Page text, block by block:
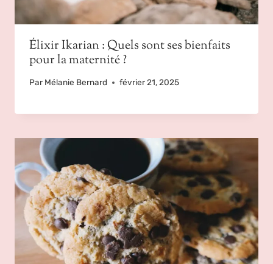
Élixir Ikarian : Quels sont ses bienfaits
pour la maternité ?
Par Mélanie Bernard février 21, 2025